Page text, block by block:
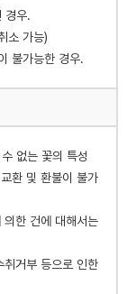
경우.
소 가능)
불가능한 경우.
없는 꽃의 특성
환 및 환불이 불가
한 건에 대해서는
거부 등으로 인한